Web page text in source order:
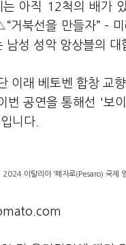
아직 12척의 배가
거북선을 만들자” –
남성 성악 앙상블의
이래 베토벤 합창 교
번 공연을 통해선 '보
니다.
2024 이탈리아 '페자로(Pesaro) 국제